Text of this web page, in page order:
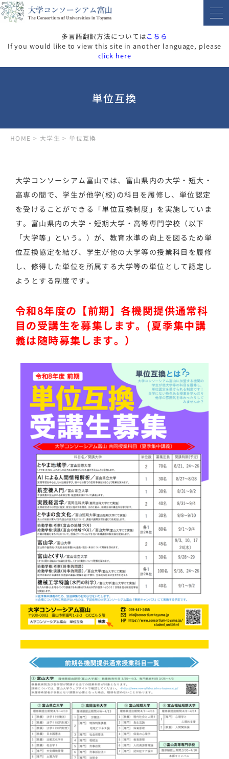
多言語翻訳方法についてはこちら
If you would like to view this site in another language, please
click here
単位互換
HOME > 大学生 >単位互換
大学コンソーシアム富山では、富山県内の大学・短大・
高専の間で、学生が他学(校)の科目を履修し、単位認定
を受けることができる「単位互換制度」を実施していま
す。富山県内の大学・短期大学・高等専門学校（以下
「大学等」という。）が、教育水準の向上を図るため単
位互換協定を結び、学生が他の大学等の授業科目を履修
し、修得した単位を所属する大学等の単位として認定し
ようとする制度です。
令和8年度の【前期】各機関提供通常科
目の受講生を募集します。(夏季集中講
義は随時募集します。）